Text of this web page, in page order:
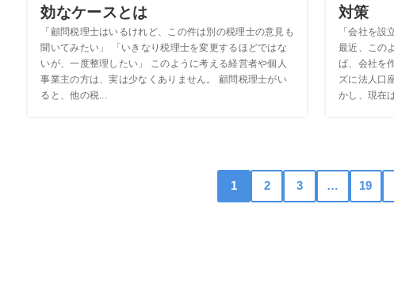
効なケースとは
「顧問税理士はいるけれど、この件は別の税理士の意見も
聞いてみたい」 「いきなり税理士を変更するほどではな
いが、一度整理したい」 このように考える経営者や個人
事業主の方は、実は少なくありません。 顧問税理士がい
ると、他の税...
対策
「会社を設
最近、この
ば、会社を
ズに法人口
かし、現在
1 2 3 … 19